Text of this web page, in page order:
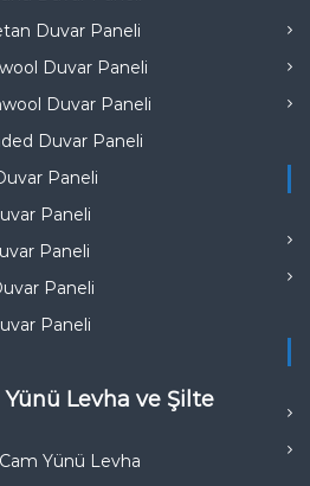
Duvar Paneli
Duvar Paneli
Duvar Paneli
Duvar Paneli
Paneli
Paneli
Paneli
Paneli
Paneli
Yünü Levha ve Şilte
Cam Yünü Levha